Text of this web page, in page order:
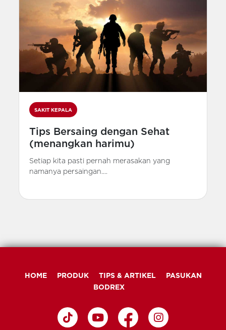
SAKIT KEPALA
Tips Bersaing dengan Sehat
(menangkan harimu)
Setiap kita pasti pernah merasakan yang
namanya persaingan....
HOME PRODUK TIPS & ARTIKEL
PASUKAN
BODREX